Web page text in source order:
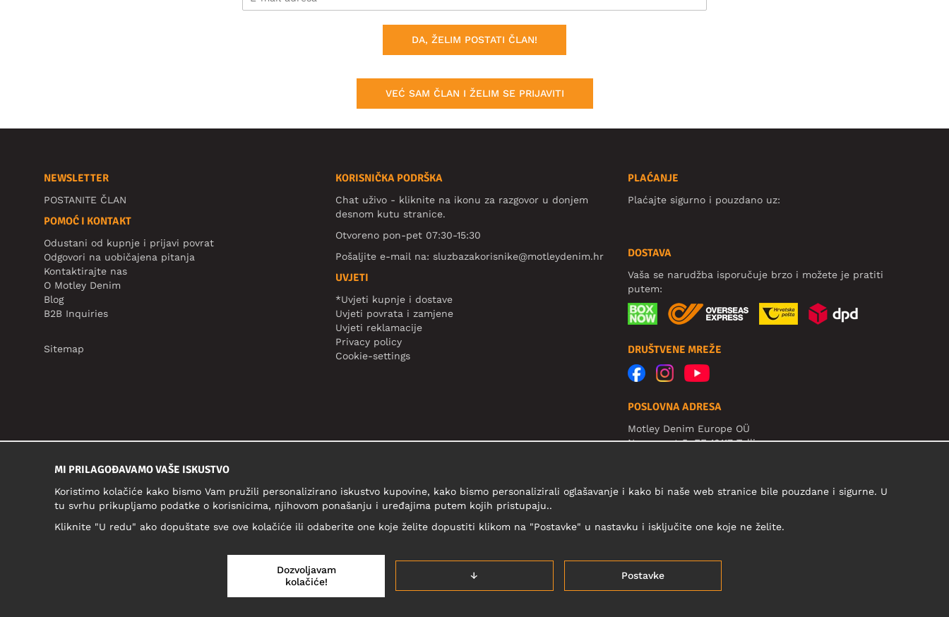
DA, ŽELIM POSTATI ČLAN!
VEĆ SAM ČLAN I ŽELIM SE PRIJAVITI
NEWSLETTER
POSTANITE ČLAN
POMOĆ I KONTAKT
Odustani od kupnje i prijavi povrat
Odgovori na uobičajena pitanja
Kontaktirajte nas
O Motley Denim
Blog
B2B Inquiries
Sitemap
KORISNIČKA PODRŠKA
Chat uživo - kliknite na ikonu za razgovor u donjem
desnom kutu stranice.
Otvoreno pon-pet 07:30-15:30
Pošaljite e-mail na:sluzbazakorisnike@motleydenim.hr
UVJETI
*Uvjeti kupnje i dostave
Uvjeti povrata i zamjene
Uvjeti reklamacije
Privacy policy
Cookie-settings
PLAĆANJE
Plaćajte sigurno i pouzdano uz:
DOSTAVA
Vaša se narudžba isporučuje brzo i možete je pratiti
putem:
DRUŠTVENE MREŽE
POSLOVNA ADRESA
Motley Denim Europe OÜ
Narva mnt 5, EE-10117 Tallinn
MI PRILAGOĐAVAMO VAŠE ISKUSTVO
Koristimo kolačiće kako bismo Vam pružili personalizirano iskustvo kupovine, kako bismo personalizirali oglašavanje i kako bi naše web stranice bile pouzdane i sigurne. U
tu svrhu prikupljamo podatke o korisnicima, njihovom ponašanju i uređajima putem kojih pristupaju..
Kliknite "U redu" ako dopuštate sve ove kolačiće ili odaberite one koje želite dopustiti klikom na "Postavke" u nastavku i isključite one koje ne želite.
Postavke
↓
Dozvoljavam
kolačiće!